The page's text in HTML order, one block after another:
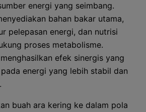
energi yang seimbang.
bahan bakar utama,
pelepasan energi, dan nutrisi
proses metabolisme.
efek sinergis yang
energi yang lebih stabil dan
buah ara kering ke dalam pola